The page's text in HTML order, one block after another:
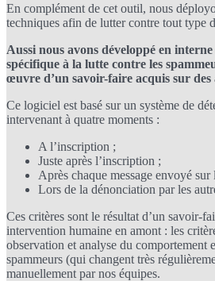
En complément de cet outil, nous
techniques afin de lutter contre tout type
Aussi nous avons développé en
spécifique à la lutte contre les
œuvre d’un savoir-faire acquis sur des
Ce logiciel est basé sur un système de
intervenant à quatre moments :
A l’inscription ;
Juste après l’inscription ;
Après chaque message envoyé sur
Lors de la dénonciation par les
Ces critères sont le résultat d’un savoir-
intervention humaine en amont : les
observation et analyse du comportement
spammeurs (qui changent très
manuellement par nos équipes.